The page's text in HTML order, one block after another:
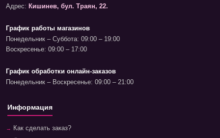
Адрес: Кишинев, бул. Траян, 22.
График работы магазинов
Понедельник – Суббота: 09:00 – 19:00
Воскресенье: 09:00 – 17:00
График обработки онлайн-заказов
Понедельник – Воскресенье: 09:00 – 21:00
Информация
Как сделать заказ?